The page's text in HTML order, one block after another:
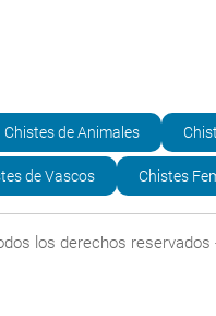
Chistes de Animales
de Vascos Chistes
los derechos reservados